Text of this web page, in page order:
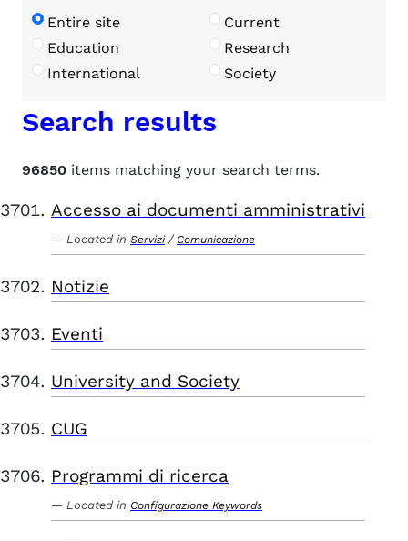
Entire site
Current
Education
Research
International
Society
Search results
96850 items matching your search terms.
Accesso ai documenti amministrativi
Located in Servizi / Comunicazione
Notizie
Eventi
University and Society
CUG
Programmi di ricerca
Located in Configurazione Keywords